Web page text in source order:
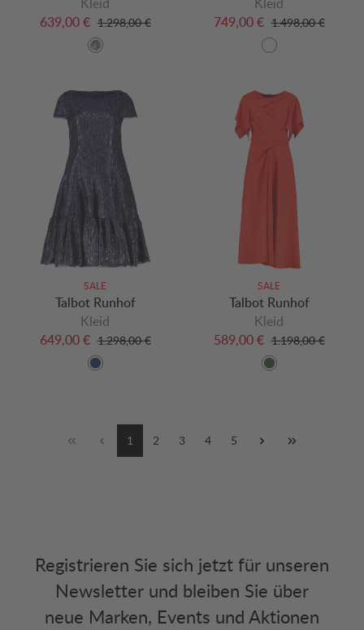
639,00 € 1.298,00 €
749,00 € 1.498,00 €
SALE
Talbot Runhof
Kleid
649,00 € 1.298,00 €
SALE
Talbot Runhof
Kleid
589,00 € 1.198,00 €
1 2 3 4 5
Registrieren Sie sich jetzt für unseren
Newsletter und bleiben Sie über
neue Marken, Events und Aktionen